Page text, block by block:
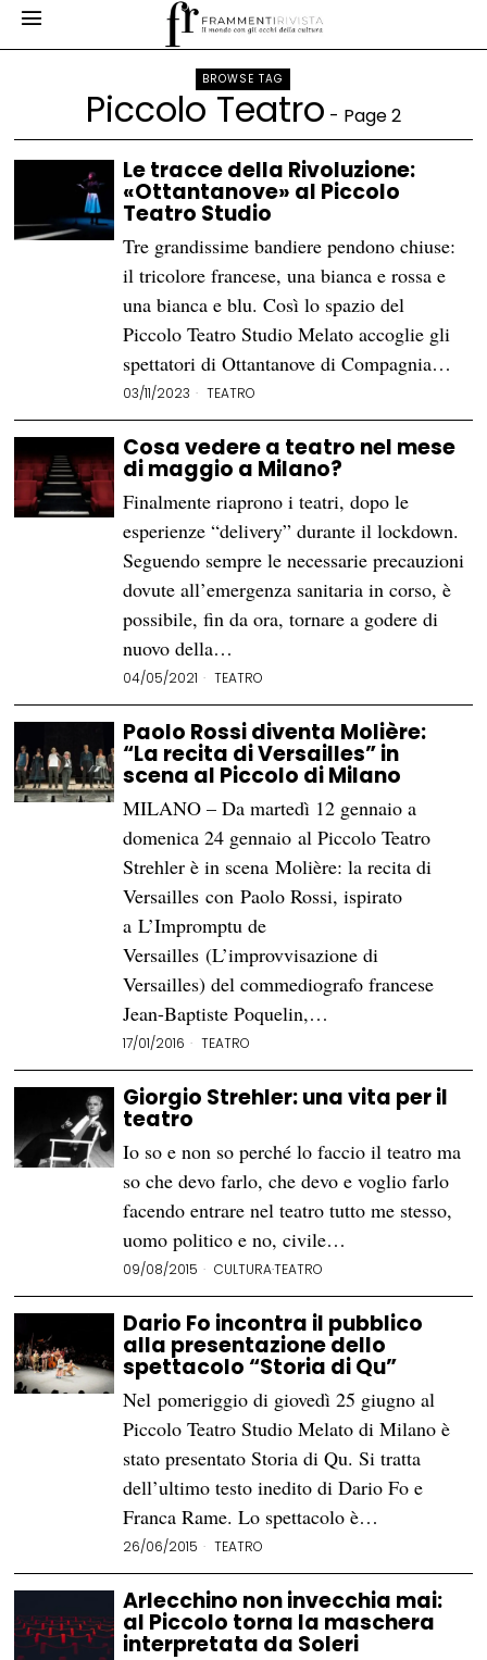
BROWSE TAG
Piccolo Teatro - Page 2
Le tracce della Rivoluzione:
«Ottantanove» al Piccolo
Teatro Studio
Tre grandissime bandiere pendono chiuse:
il tricolore francese, una bianca e rossa e
una bianca e blu. Così lo spazio del
Piccolo Teatro Studio Melato accoglie gli
spettatori di Ottantanove di Compagnia…
03/11/2023 TEATRO
Cosa vedere a teatro nel mese
di maggio a Milano?
Finalmente riaprono i teatri, dopo le
esperienze “delivery” durante il lockdown.
Seguendo sempre le necessarie precauzioni
dovute all’emergenza sanitaria in corso, è
possibile, fin da ora, tornare a godere di
nuovo della…
04/05/2021 TEATRO
Paolo Rossi diventa Molière:
“La recita di Versailles” in
scena al Piccolo di Milano
MILANO – Da martedì 12 gennaio a
domenica 24 gennaio al Piccolo Teatro
Strehler è in scena Molière: la recita di
Versailles con Paolo Rossi, ispirato
a L’Impromptu de
Versailles (L’improvvisazione di
Versailles) del commediografo francese
Jean-Baptiste Poquelin,…
17/01/2016 TEATRO
Giorgio Strehler: una vita per il
teatro
Io so e non so perché lo faccio il teatro ma
so che devo farlo, che devo e voglio farlo
facendo entrare nel teatro tutto me stesso,
uomo politico e no, civile…
09/08/2015 CULTURA·TEATRO
Dario Fo incontra il pubblico
alla presentazione dello
spettacolo “Storia di Qu”
Nel pomeriggio di giovedì 25 giugno al
Piccolo Teatro Studio Melato di Milano è
stato presentato Storia di Qu. Si tratta
dell’ultimo testo inedito di Dario Fo e
Franca Rame. Lo spettacolo è…
26/06/2015 TEATRO
Arlecchino non invecchia mai:
al Piccolo torna la maschera
interpretata da Soleri